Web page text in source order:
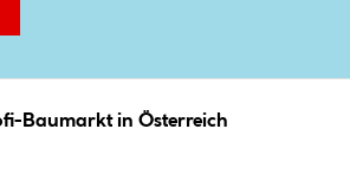
Baumarkt in Österreich